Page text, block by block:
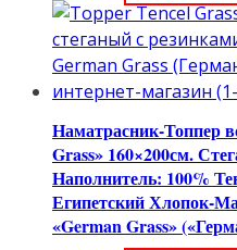
Наматрасник-Топпер
Grass» 160×200см.
Наполнитель: 100%
Египетский Хлопок-
«German Grass»